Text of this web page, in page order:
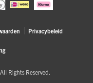
Privacybeleid
Rights Reserved.